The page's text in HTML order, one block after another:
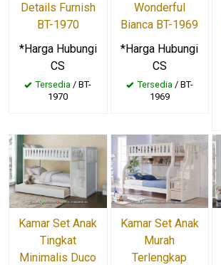
Details Furnish
BT-1970
*Harga Hubungi
CS
Tersedia / BT-
1970
Wonderful
Bianca BT-1969
*Harga Hubungi
CS
Tersedia/ BT-
1969
Kamar Set Anak
Tingkat
Minimalis Duco
Kamar Set Anak
Murah
Terlengkap